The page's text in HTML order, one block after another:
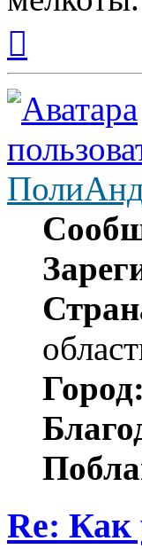
началу
Город:
Re: Как